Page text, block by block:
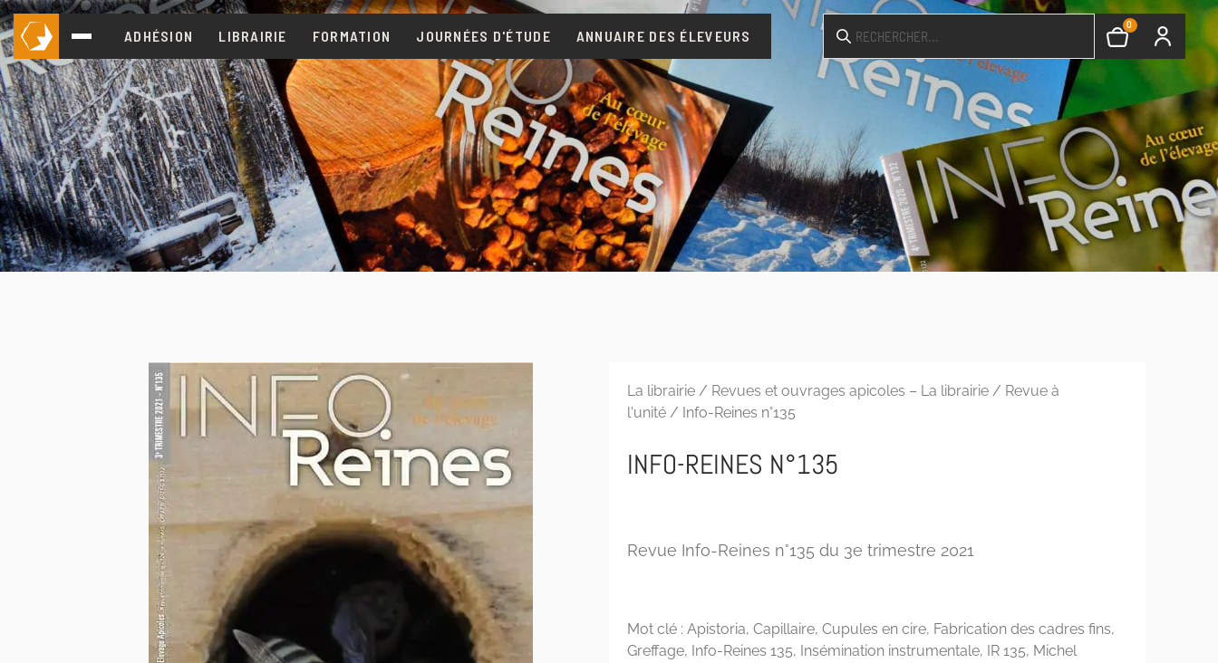
ADHÉSION LIBRAIRIE FORMATION JOURNÉES D'ÉTUDE ANNUAIRE DES ÉLEVEURS
0
La librairie / Revues et ouvrages apicoles – La librairie / Revue à
l'unité / Info-Reines n°135
INFO-REINES N°135
Revue Info-Reines n°135 du 3e trimestre 2021
Mot clé : Apistoria, Capillaire, Cupules en cire, Fabrication des cadres fins,
Greffage, Info-Reines 135, Insémination instrumentale, IR 135, Michel